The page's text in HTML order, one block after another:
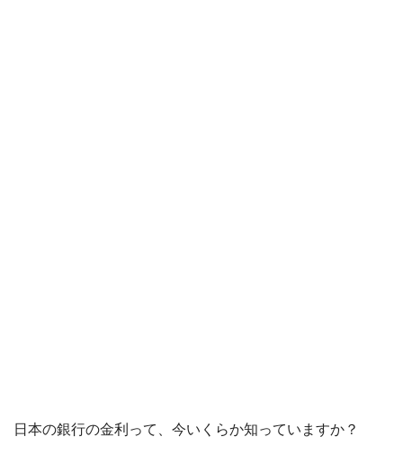
日本の銀行の金利って、今いくらか知っていますか？